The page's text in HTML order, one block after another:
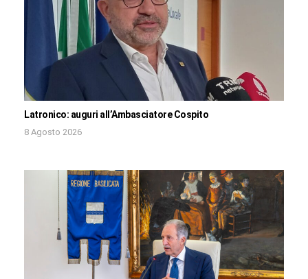
Latronico: auguri all’Ambasciatore Cospito
8 Agosto 2026